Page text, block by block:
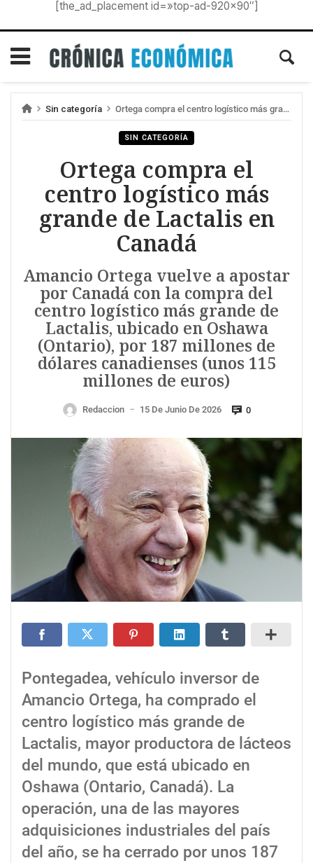
[the_ad_placement id=»top-ad-920×90″]
Sin categoría Ortega compra el centro logístico más grande de Lactalis en Canadá
SIN CATEGORÍA
Ortega compra el
centro logístico más
grande de Lactalis en
Canadá
Amancio Ortega vuelve a apostar
por Canadá con la compra del
centro logístico más grande de
Lactalis, ubicado en Oshawa
(Ontario), por 187 millones de
dólares canadienses (unos 115
millones de euros)
Redaccion — 15 De Junio De 2026 0
Pontegadea, vehículo inversor de
Amancio Ortega, ha comprado el
centro logístico más grande de
Lactalis, mayor productora de lácteos
del mundo, que está ubicado en
Oshawa (Ontario, Canadá). La
operación, una de las mayores
adquisiciones industriales del país
del año, se ha cerrado por unos 187